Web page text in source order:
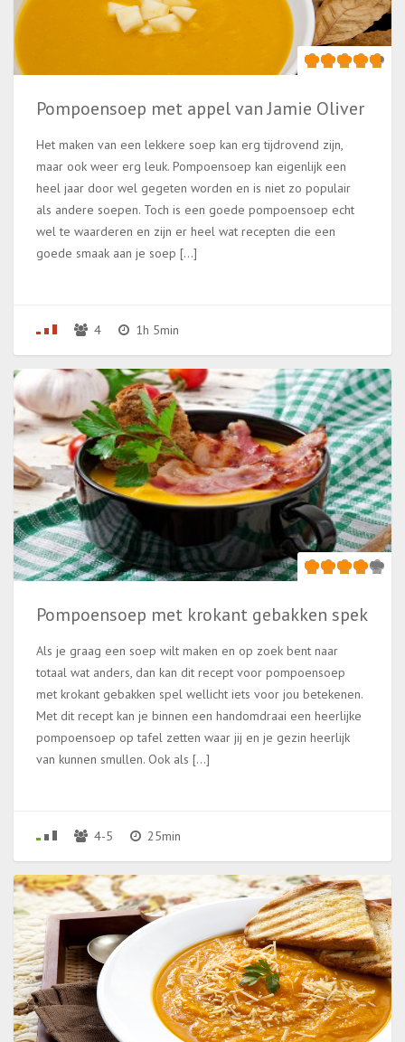
Pompoensoep met appel van Jamie Oliver
Het maken van een lekkere soep kan erg tijdrovend zijn,
maar ook weer erg leuk. Pompoensoep kan eigenlijk een
heel jaar door wel gegeten worden en is niet zo populair
als andere soepen. Toch is een goede pompoensoep echt
wel te waarderen en zijn er heel wat recepten die een
goede smaak aan je soep […]
4 1h 5min
Pompoensoep met krokant gebakken spek
Als je graag een soep wilt maken en op zoek bent naar
totaal wat anders, dan kan dit recept voor pompoensoep
met krokant gebakken spel wellicht iets voor jou betekenen.
Met dit recept kan je binnen een handomdraai een heerlijke
pompoensoep op tafel zetten waar jij en je gezin heerlijk
van kunnen smullen. Ook als […]
4-5 25min